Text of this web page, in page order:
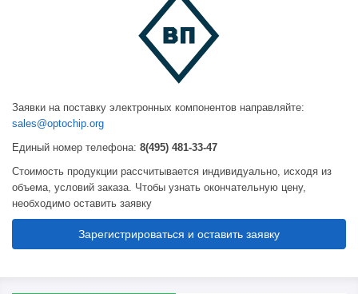
Заявки на поставку электронных компонентов направляйте:
sales@optochip.org
Единый номер телефона: 8(495) 481-33-47
Стоимость продукции рассчитывается индивидуально, исходя из
объема, условий заказа. Чтобы узнать окончательную цену,
необходимо оставить заявку
Зарегистрироваться и оставить заявку